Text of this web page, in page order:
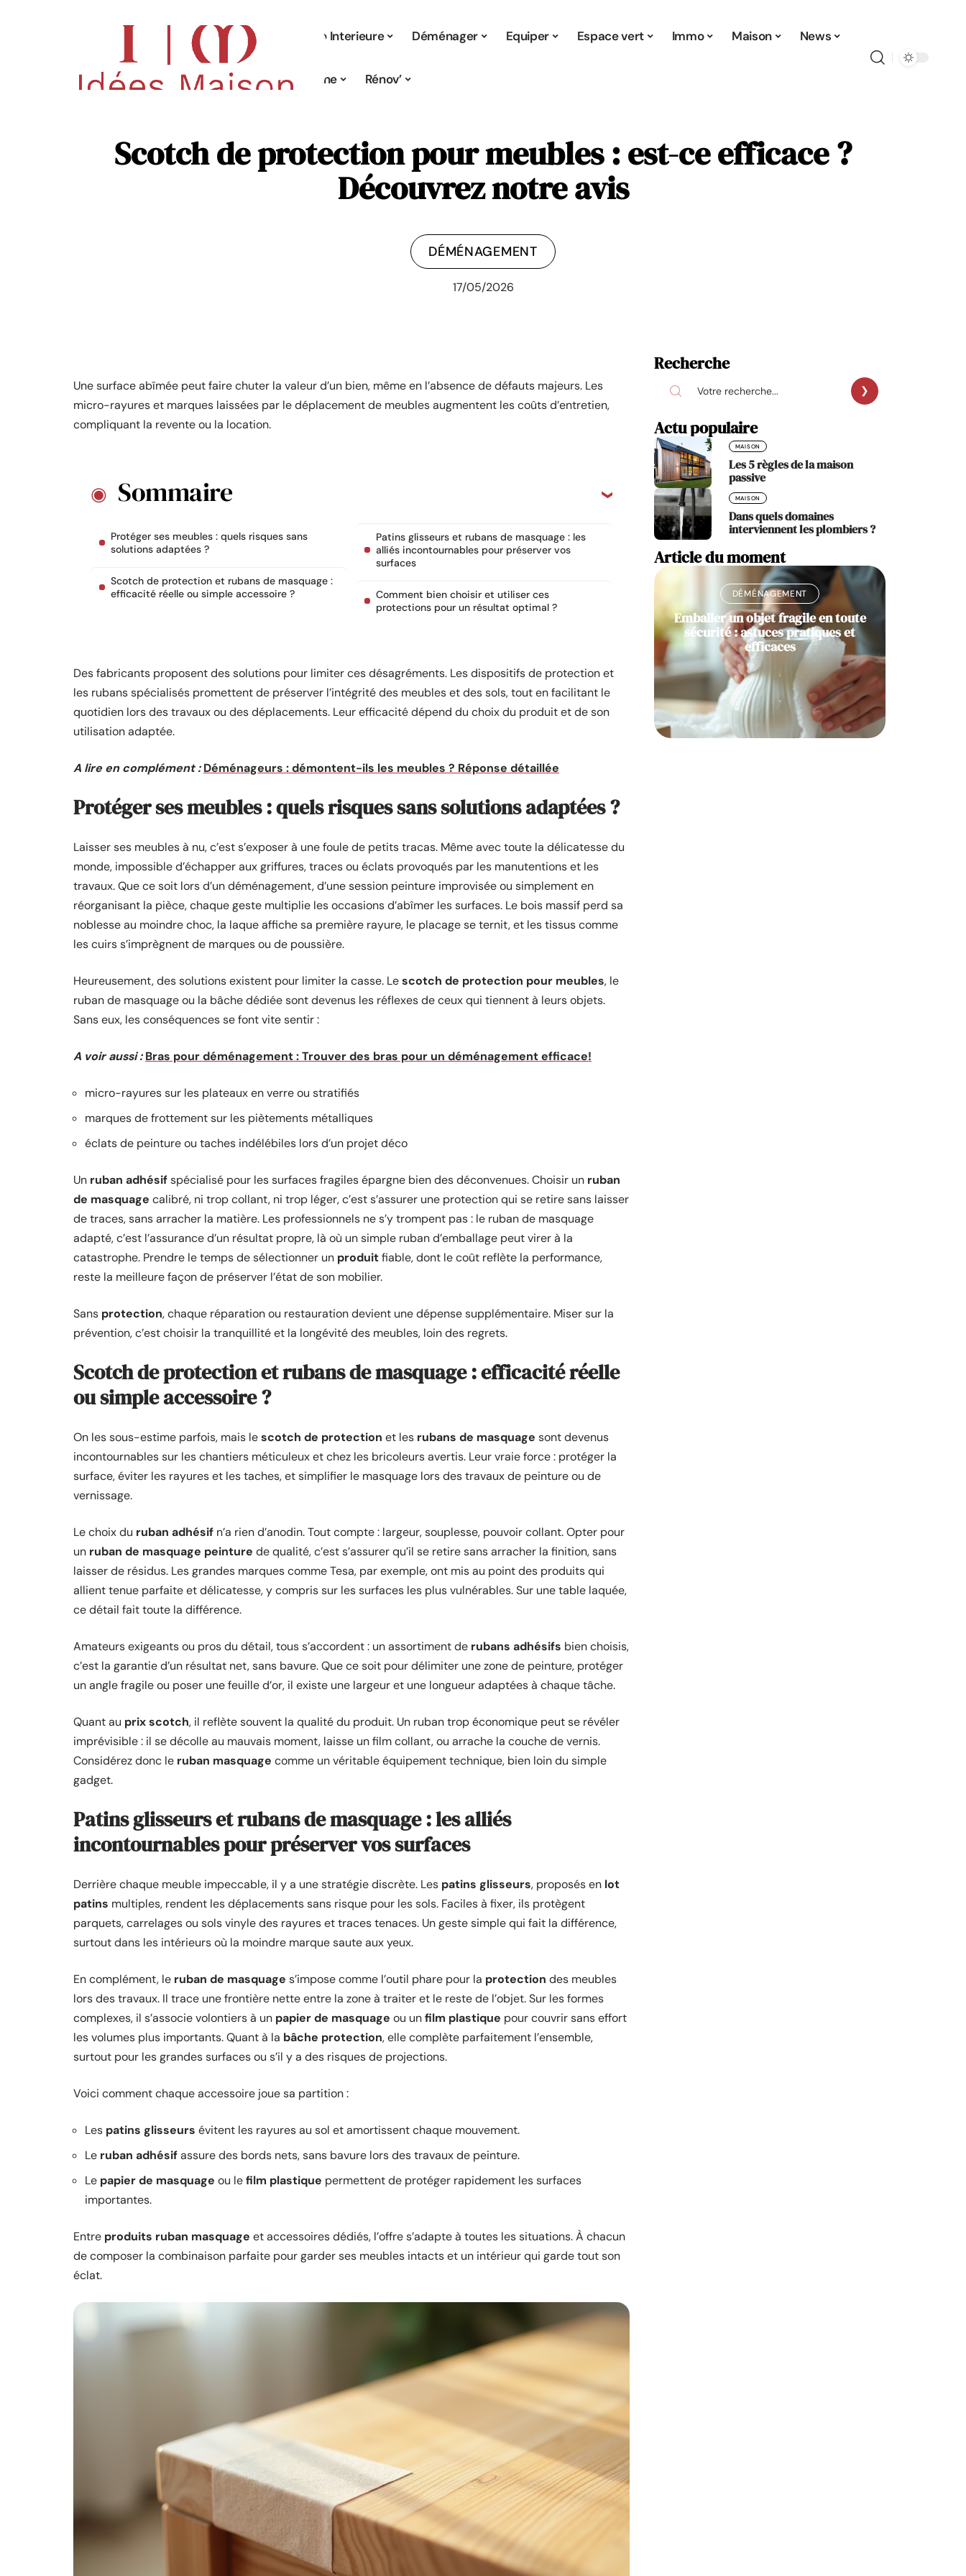
Déco Interieure Déménager Equiper Espace vert Immo Maison News
Piscine Rénov’
Scotch de protection pour meubles : est-ce efficace ?
Découvrez notre avis
DÉMÉNAGEMENT
17/05/2026
Une surface abîmée peut faire chuter la valeur d’un bien, même en l’absence de défauts majeurs. Les
micro-rayures et marques laissées par le déplacement de meubles augmentent les coûts d’entretien,
compliquant la revente ou la location.
Sommaire
Protéger ses meubles : quels risques sans
solutions adaptées ?
Scotch de protection et rubans de masquage :
efficacité réelle ou simple accessoire ?
Patins glisseurs et rubans de masquage : les
alliés incontournables pour préserver vos
surfaces
Comment bien choisir et utiliser ces
protections pour un résultat optimal ?
Des fabricants proposent des solutions pour limiter ces désagréments. Les dispositifs de protection et
les rubans spécialisés promettent de préserver l’intégrité des meubles et des sols, tout en facilitant le
quotidien lors des travaux ou des déplacements. Leur efficacité dépend du choix du produit et de son
utilisation adaptée.
A lire en complément : Déménageurs : démontent-ils les meubles ? Réponse détaillée
Protéger ses meubles : quels risques sans solutions adaptées ?
Laisser ses meubles à nu, c’est s’exposer à une foule de petits tracas. Même avec toute la délicatesse du
monde, impossible d’échapper aux griffures, traces ou éclats provoqués par les manutentions et les
travaux. Que ce soit lors d’un déménagement, d’une session peinture improvisée ou simplement en
réorganisant la pièce, chaque geste multiplie les occasions d’abîmer les surfaces. Le bois massif perd sa
noblesse au moindre choc, la laque affiche sa première rayure, le placage se ternit, et les tissus comme
les cuirs s’imprègnent de marques ou de poussière.
Heureusement, des solutions existent pour limiter la casse. Lescotch de protection pour meubles, le
ruban de masquage ou la bâche dédiée sont devenus les réflexes de ceux qui tiennent à leurs objets.
Sans eux, les conséquences se font vite sentir :
A voir aussi : Bras pour déménagement : Trouver des bras pour un déménagement efficace!
micro-rayures sur les plateaux en verre ou stratifiés
marques de frottement sur les piètements métalliques
éclats de peinture ou taches indélébiles lors d’un projet déco
Un ruban adhésifspécialisé pour les surfaces fragiles épargne bien des déconvenues. Choisir un ruban
de masquage calibré, ni trop collant, ni trop léger, c’est s’assurer une protection qui se retire sans laisser
de traces, sans arracher la matière. Les professionnels ne s’y trompent pas : le ruban de masquage
adapté, c’est l’assurance d’un résultat propre, là où un simple ruban d’emballage peut virer à la
catastrophe. Prendre le temps de sélectionner un produitfiable, dont le coût reflète la performance,
reste la meilleure façon de préserver l’état de son mobilier.
Sans protection, chaque réparation ou restauration devient une dépense supplémentaire. Miser sur la
prévention, c’est choisir la tranquillité et la longévité des meubles, loin des regrets.
Scotch de protection et rubans de masquage : efficacité réelle
ou simple accessoire ?
On les sous-estime parfois, mais lescotch de protection et les rubans de masquage sont devenus
incontournables sur les chantiers méticuleux et chez les bricoleurs avertis. Leur vraie force : protéger la
surface, éviter les rayures et les taches, et simplifier le masquage lors des travaux de peinture ou de
vernissage.
Le choix du ruban adhésif n’a rien d’anodin. Tout compte : largeur, souplesse, pouvoir collant. Opter pour
un ruban de masquage peinture de qualité, c’est s’assurer qu’il se retire sans arracher la finition, sans
laisser de résidus. Les grandes marques comme Tesa, par exemple, ont mis au point des produits qui
allient tenue parfaite et délicatesse, y compris sur les surfaces les plus vulnérables. Sur une table laquée,
ce détail fait toute la différence.
Amateurs exigeants ou pros du détail, tous s’accordent : un assortiment de rubans adhésifs bien choisis,
c’est la garantie d’un résultat net, sans bavure. Que ce soit pour délimiter une zone de peinture, protéger
un angle fragile ou poser une feuille d’or, il existe une largeur et une longueur adaptées à chaque tâche.
Quant au prix scotch, il reflète souvent la qualité du produit. Un ruban trop économique peut se révéler
imprévisible : il se décolle au mauvais moment, laisse un film collant, ou arrache la couche de vernis.
Considérez donc le ruban masquage comme un véritable équipement technique, bien loin du simple
gadget.
Patins glisseurs et rubans de masquage : les alliés
incontournables pour préserver vos surfaces
Derrière chaque meuble impeccable, il y a une stratégie discrète. Les patins glisseurs, proposés en lot
patins multiples, rendent les déplacements sans risque pour les sols. Faciles à fixer, ils protègent
parquets, carrelages ou sols vinyle des rayures et traces tenaces. Un geste simple qui fait la différence,
surtout dans les intérieurs où la moindre marque saute aux yeux.
En complément, le ruban de masquage s’impose comme l’outil phare pour la protection des meubles
lors des travaux. Il trace une frontière nette entre la zone à traiter et le reste de l’objet. Sur les formes
complexes, il s’associe volontiers à un papier de masquage ou unfilm plastique pour couvrir sans effort
les volumes plus importants. Quant à la bâche protection, elle complète parfaitement l’ensemble,
surtout pour les grandes surfaces ou s’il y a des risques de projections.
Voici comment chaque accessoire joue sa partition :
Les patins glisseurs évitent les rayures au sol et amortissent chaque mouvement.
Le ruban adhésifassure des bords nets, sans bavure lors des travaux de peinture.
Le papier de masquage ou lefilm plastique permettent de protéger rapidement les surfaces
importantes.
Entre produits ruban masquage et accessoires dédiés, l’offre s’adapte à toutes les situations. À chacun
de composer la combinaison parfaite pour garder ses meubles intacts et un intérieur qui garde tout son
éclat.
Recherche
Actu populaire
MAISON
Les 5 règles de la maison
passive
MAISON
Dans quels domaines
interviennent les plombiers ?
Article du moment
DÉMÉNAGEMENT
Emballer un objet fragile en toute
sécurité : astuces pratiques et
efficaces